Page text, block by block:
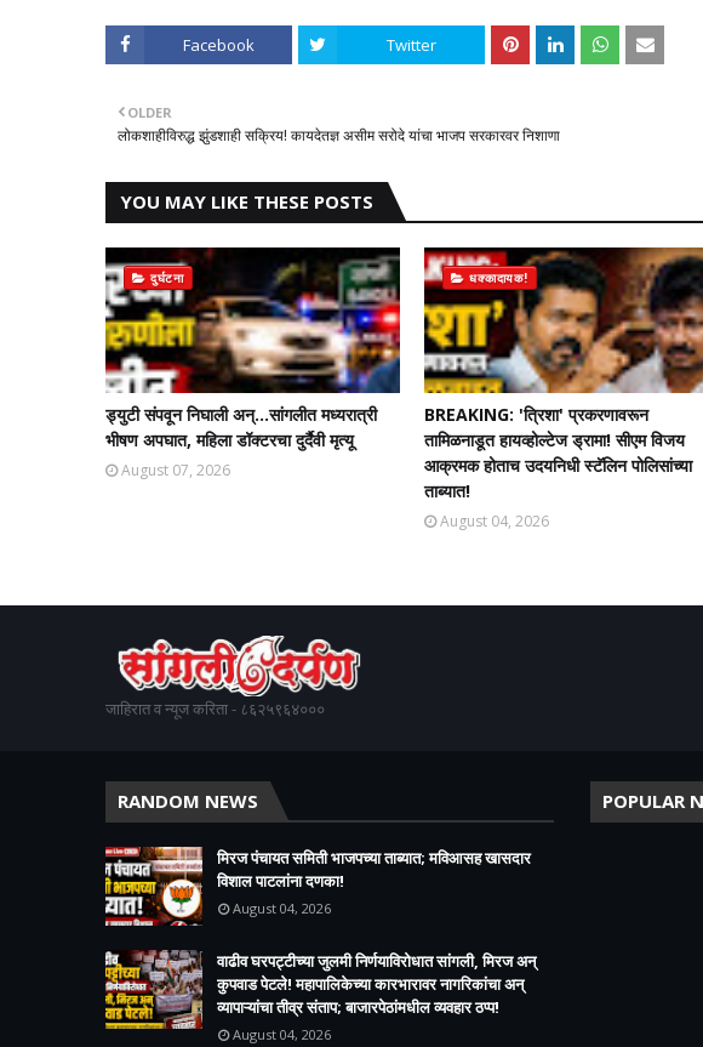
Facebook Twitter
OLDER
लोकशाहीविरुद्ध झुंडशाही सक्रिय! कायदेतज्ञ असीम सरोदे यांचा भाजप सरकारवर निशाणा
YOU MAY LIKE THESE POSTS
दुर्घटना
ड्युटी संपवून निघाली अन्...सांगलीत मध्यरात्री
भीषण अपघात, महिला डॉक्टरचा दुर्दैवी मृत्यू
August 07, 2026
धक्कादायक!
BREAKING: 'त्रिशा' प्रकरणावरून
तामिळनाडूत हायव्होल्टेज ड्रामा! सीएम विजय
आक्रमक होताच उदयनिधी स्टॅलिन पोलिसांच्या
ताब्यात!
August 04, 2026
जाहिरात व न्यूज करिता - ८६२५९६४०००
RANDOM NEWS
मिरज पंचायत समिती भाजपच्या ताब्यात; मविआसह खासदार
विशाल पाटलांना दणका!
August 04, 2026
वाढीव घरपट्टीच्या जुलमी निर्णयाविरोधात सांगली, मिरज अन्
कुपवाड पेटले! महापालिकेच्या कारभारावर नागरिकांचा अन्
व्यापाऱ्यांचा तीव्र संताप; बाजारपेठांमधील व्यवहार ठप्प!​
August 04, 2026
POPULAR